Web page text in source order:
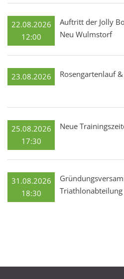
22.08.2026
12:00
Auftritt der Jolly
Neu Wulmstorf
23.08.2026 Rosengartenlauf
25.08.2026
17:30
Neue
31.08.2026
18:30
Triathlonabteilung